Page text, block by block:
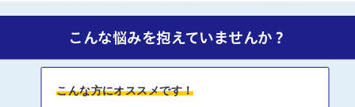
こんな悩みを抱えていませんか？
こんな方にオススメです！